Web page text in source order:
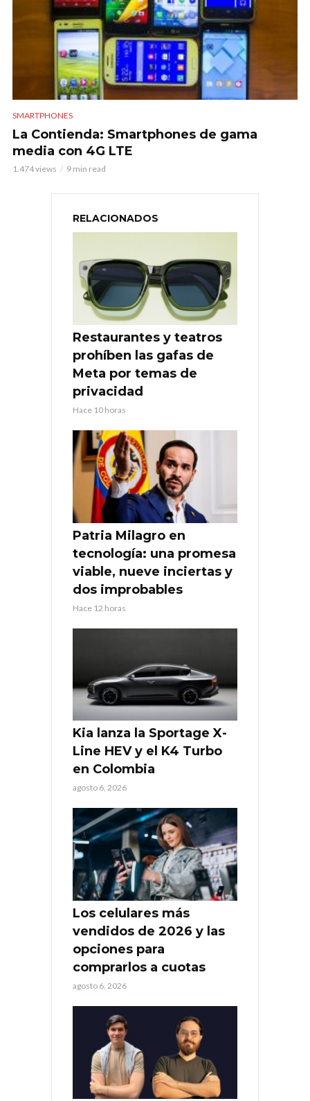
SMARTPHONES
La Contienda: Smartphones de gama
media con 4G LTE
1.474 views 9 min read
RELACIONADOS
Restaurantes y teatros
prohíben las gafas de
Meta por temas de
privacidad
Hace 10 horas
Patria Milagro en
tecnología: una promesa
viable, nueve inciertas y
dos improbables
Hace 12 horas
Kia lanza la Sportage X-
Line HEV y el K4 Turbo
en Colombia
agosto 6, 2026
Los celulares más
vendidos de 2026 y las
opciones para
comprarlos a cuotas
agosto 6, 2026